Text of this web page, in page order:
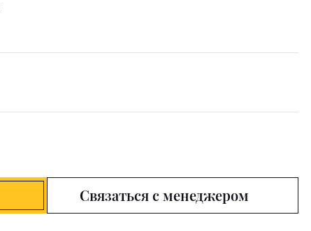
Связаться с менеджером